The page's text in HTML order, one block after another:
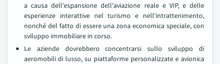
a causa dell'espansione dell'aviazione reale e VIP, e delle
esperienze interattive nel turismo e nell'intrattenimento,
nonché del fatto di essere una zona economica speciale, con
sviluppo immobiliare in corso.
Le aziende dovrebbero concentrarsi sullo sviluppo di
aeromobili di lusso, su piattaforme personalizzate e avionica